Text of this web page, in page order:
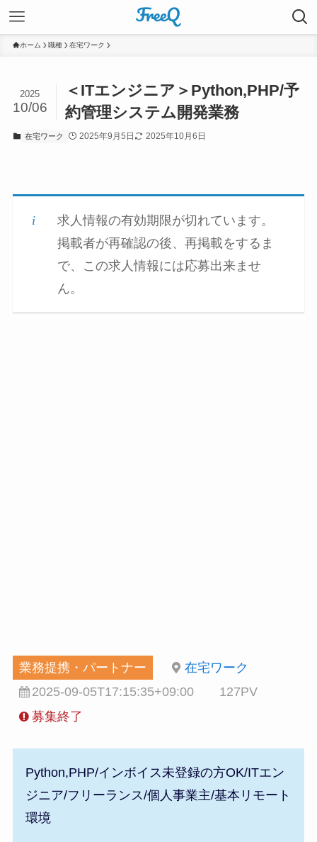
ホーム 職種 在宅ワーク
＜ITエンジニア＞Python,PHP/予
約管理システム開発業務
2025
10/06
在宅ワーク 2025年9月5日 2025年10月6日
求人情報の有効期限が切れています。
掲載者が再確認の後、再掲載をするま
で、この求人情報には応募出来ませ
ん。
業務提携・パートナー
在宅ワーク
2025-09-05T17:15:35+09:00
127PV
募集終了
Python,PHP/インボイス未登録の方OK/ITエン
ジニア/フリーランス/個人事業主/基本リモート
環境